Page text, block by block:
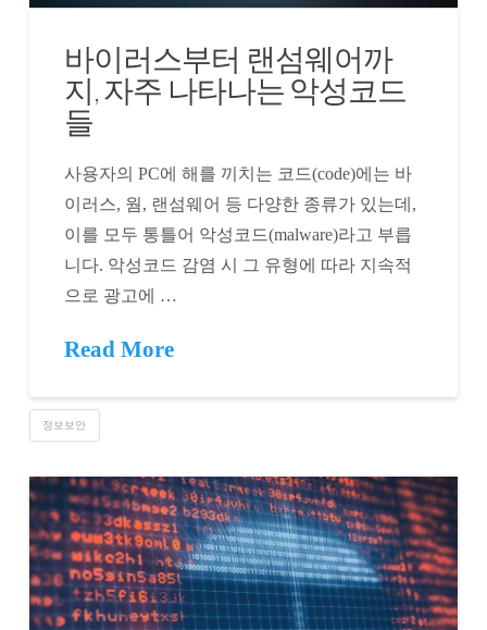
바이러스부터 랜섬웨어까
지, 자주 나타나는 악성코드
들
사용자의 PC에 해를 끼치는 코드(code)에는 바
이러스, 웜, 랜섬웨어 등 다양한 종류가 있는데,
이를 모두 통틀어 악성코드(malware)라고 부릅
니다. 악성코드 감염 시 그 유형에 따라 지속적
으로 광고에 …
Read More
정보보안